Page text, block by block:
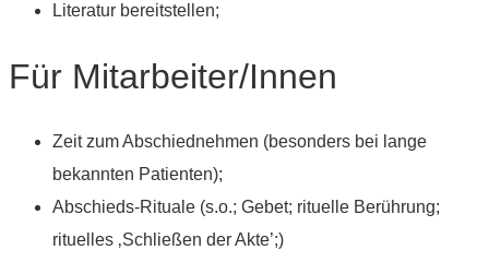
Literatur bereitstellen;
Für Mitarbeiter/Innen
Zeit zum Abschiednehmen (besonders bei lange
bekannten Patienten);
Abschieds-Rituale (s.o.; Gebet; rituelle Berührung;
rituelles ‚Schließen der Akte’;)